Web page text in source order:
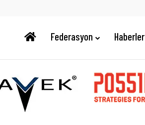
Federasyon Haberler